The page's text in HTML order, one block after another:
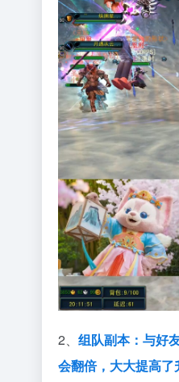
2、 组队副本：与好
会翻倍，大大提高了